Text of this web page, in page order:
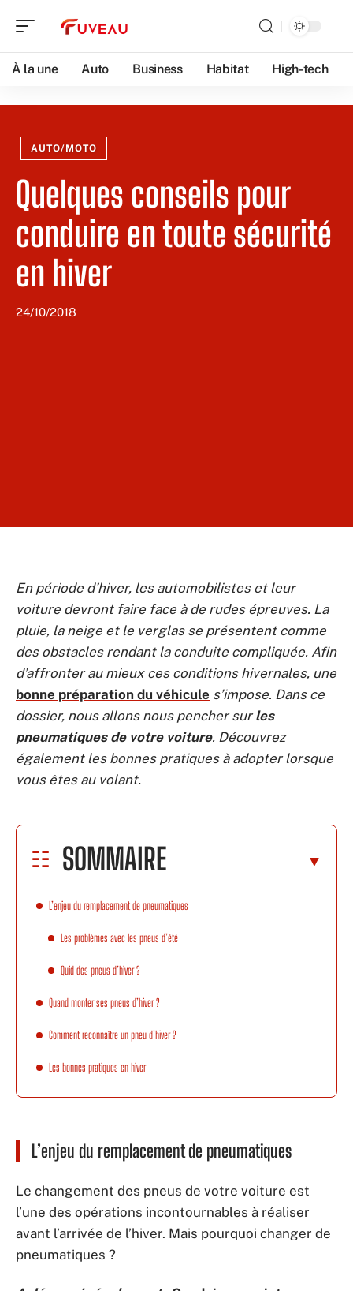
À la une Auto Business Habitat High-tech
AUTO/MOTO
Quelques conseils pour
conduire en toute sécurité
en hiver
24/10/2018
En période d’hiver, les automobilistes et leur
voiture devront faire face à de rudes épreuves. La
pluie, la neige et le verglas se présentent comme
des obstacles rendant la conduite compliquée. Afin
d’affronter au mieux ces conditions hivernales, une
bonne préparation du véhicule s’impose. Dans ce
dossier, nous allons nous pencher surles
pneumatiques de votre voiture. Découvrez
également les bonnes pratiques à adopter lorsque
vous êtes au volant.
SOMMAIRE
L’enjeu du remplacement de pneumatiques
Les problèmes avec les pneus d’été
Quid des pneus d’hiver ?
Quand monter ses pneus d’hiver ?
Comment reconnaître un pneu d’hiver ?
Les bonnes pratiques en hiver
L’enjeu du remplacement de pneumatiques
Le changement des pneus de votre voiture est
l’une des opérations incontournables à réaliser
avant l’arrivée de l’hiver. Mais pourquoi changer de
pneumatiques ?